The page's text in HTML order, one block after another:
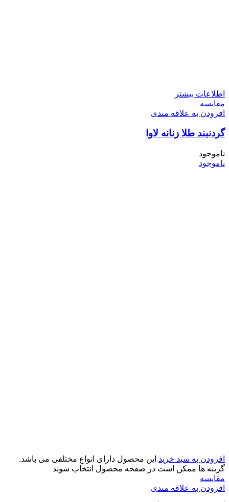
اطلاعات بیشتر
مقایسه
افزودن به علاقه مندی
گردنبند طلا زنانه لاوا
ناموجود
ناموجود
افزودن به سبد خرید این محصول دارای انواع مختلفی می باشد.
گزینه ها ممکن است در صفحه محصول انتخاب شوند
مقایسه
افزودن به علاقه مندی